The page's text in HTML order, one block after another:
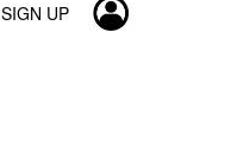
SIGN UP